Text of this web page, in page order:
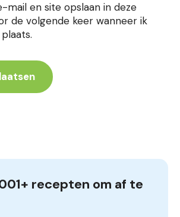
mail en site opslaan in deze
de volgende keer wanneer ik
recepten om af te